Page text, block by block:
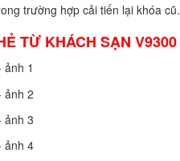
trường hợp cải tiến lại khóa cũ.
TỪ KHÁCH SẠN V9300